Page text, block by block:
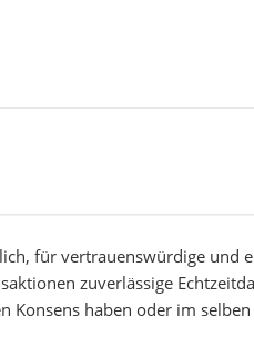
für vertrauenswürdige und
zuverlässige
haben oder im